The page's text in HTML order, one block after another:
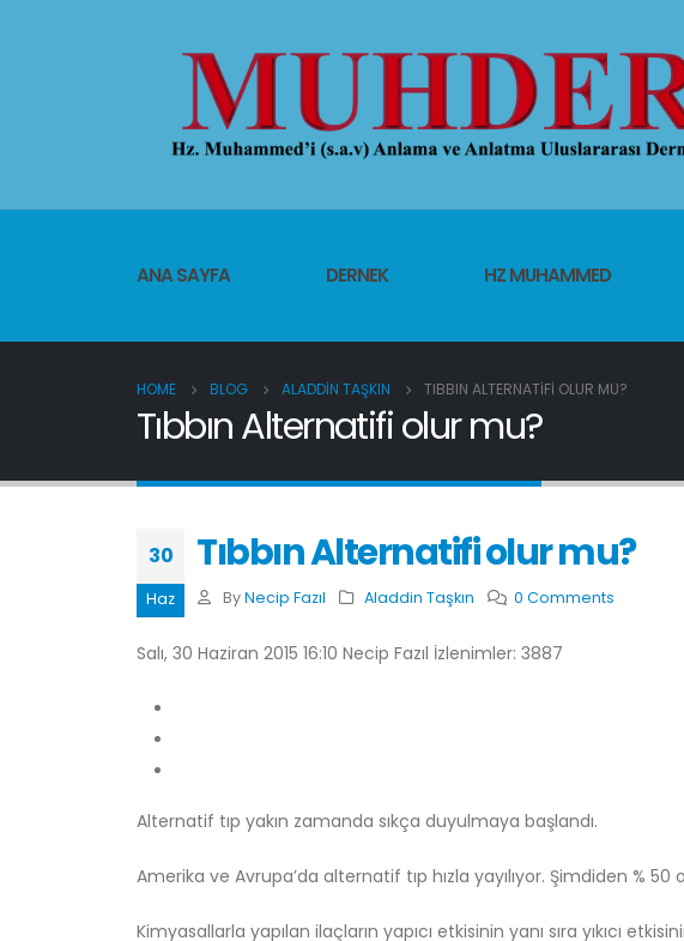
ANA SAYFA DERNEK HZ MUHAMMED
HOME BLOG ALADDIN TAŞKIN TIBBIN ALTERNATIFI OLUR MU?
Tıbbın Alternatifi olur mu?
30
Haz
Tıbbın Alternatifi olur mu?
By Necip Fazıl Aladdin Taşkın 0 Comments
Salı, 30 Haziran 2015 16:10 Necip Fazıl İzlenimler: 3887
Alternatif tıp yakın zamanda sıkça duyulmaya başlandı.
Amerika ve Avrupa’da alternatif tıp hızla yayılıyor. Şimdiden %
Kimyasallarla yapılan ilaçların yapıcı etkisinin yanı sıra yıkıcı